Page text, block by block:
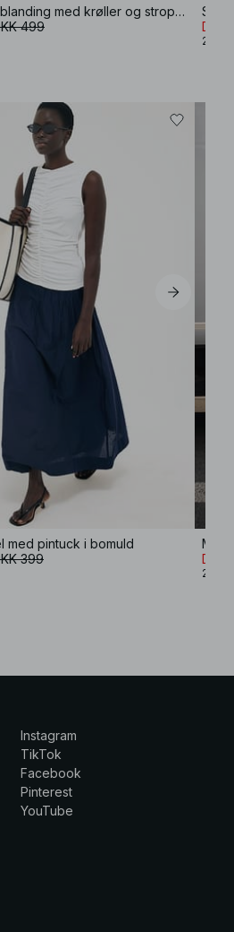
Vid kjole i hørblanding med krøller og stropper
499
DKK
2
med pintuck i bomuld
399 DKK
2
Instagram
TikTok
Facebook
Pinterest
YouTube